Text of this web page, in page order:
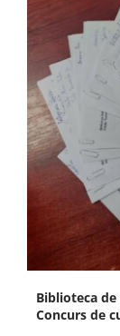
Biblioteca de
Concurs de